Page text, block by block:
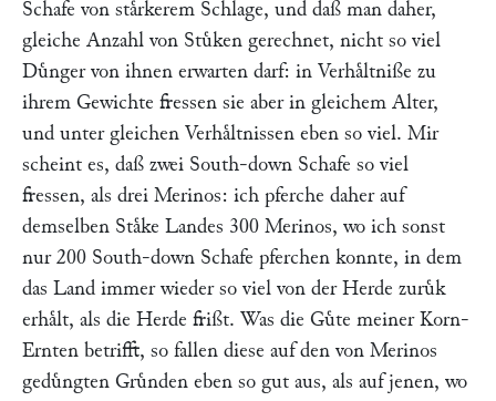
Schafe von staͤrkerem Schlage, und daß man daher,
gleiche Anzahl von Stuͤken gerechnet, nicht so viel
Duͤnger von ihnen erwarten darf: in Verhaͤltniße zu
ihrem Gewichte fressen sie aber in gleichem Alter,
und unter gleichen Verhaͤltnissen eben so viel. Mir
scheint es, daß zwei South-down Schafe so viel
fressen, als drei Merinos: ich pferche daher auf
demselben Staͤke Landes 300 Merinos, wo ich sonst
nur 200 South-down Schafe pferchen konnte, in dem
das Land immer wieder so viel von der Herde zuruͤk
erhaͤlt, als die Herde frißt. Was die Guͤte meiner Korn-
Ernten betrifft, so fallen diese auf den von Merinos
geduͤngten Gruͤnden eben so gut aus, als auf jenen, wo